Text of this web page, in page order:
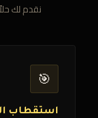
نقدم لك
🎯
استقطاب